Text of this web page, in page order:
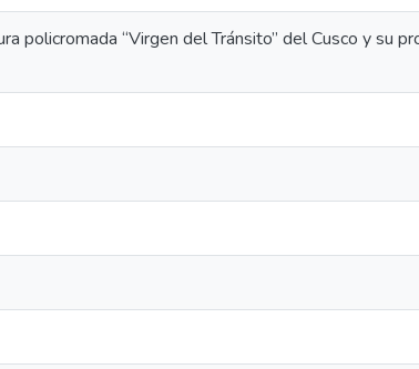
policromada “Virgen del Tránsito” del Cusco y su